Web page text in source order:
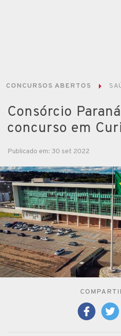
CONCURSOS ABERTOS
Consórcio
concurso em
Publicado em: 30 set 2022